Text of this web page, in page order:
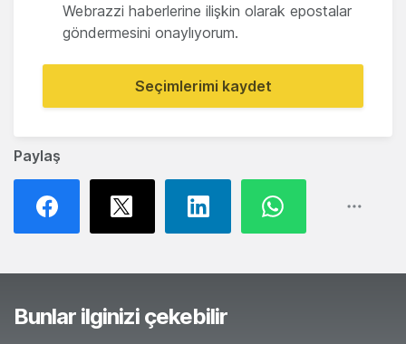
Paylaş
Webrazzi haberlerine ilişkin olarak epostalar
göndermesini onaylıyorum.
Seçimlerimi kaydet
Bunlar ilginizi çekebilir